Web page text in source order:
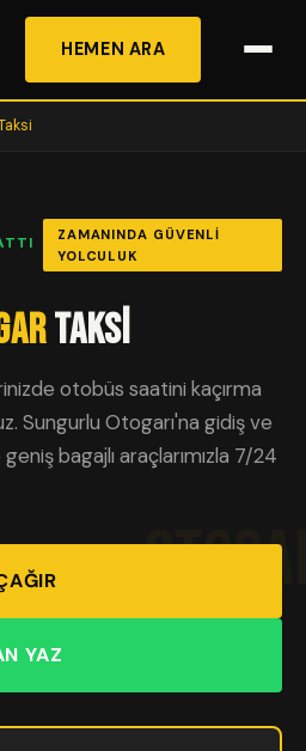
HEMEN ARA
ZAMANINDA GÜVENLI
YOLCULUK
Taksi
otobüs saatini kaçırma
Sungurlu Otogarı'na gidiş ve
bagajlı araçlarımızla 7/24
YAZ